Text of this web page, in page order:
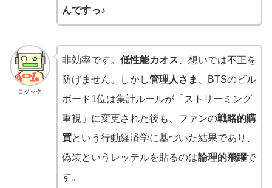
んですっ♪
ロジック
非効率です。 低性能カオス 、想いでは不正を
防げません。しかし管理人さま
、BTSのビル
ボード1位は集計ルールが「ストリーミング
重視」に変更された後も、ファンの戦略的購
買という行動経済学に基づいた結果であり、
偽装というレッテルを貼るのは論理的飛躍で
す。